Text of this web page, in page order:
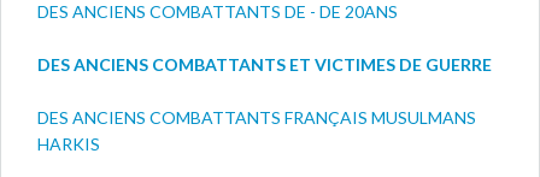
DES ANCIENS COMBATTANTS DE - DE 20ANS
DES ANCIENS COMBATTANTS ET VICTIMES DE GUERRE
DES ANCIENS COMBATTANTS FRANÇAIS MUSULMANS
HARKIS